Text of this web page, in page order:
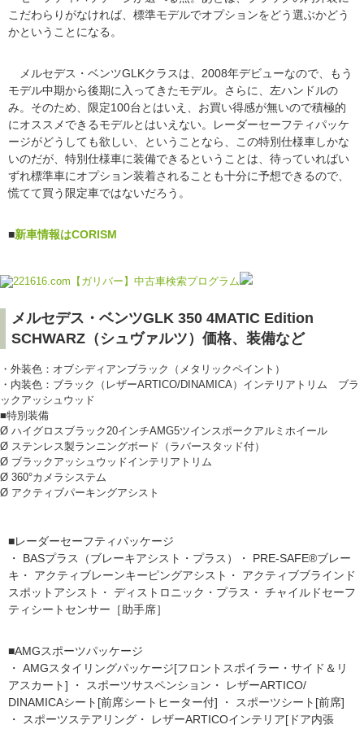
こだわらりがなければ、標準モデルでオプションをどう選ぶかどう
かということになる。
メルセデス・ベンツGLKクラスは、2008年デビューなので、もう
モデル中期から後期に入ってきたモデル。さらに、左ハンドルの
み。そのため、限定100台とはいえ、お買い得感が無いので積極的
にオススメできるモデルとはいえない。レーダーセーフティパッケ
ージがどうしても欲しい、ということなら、この特別仕様車しかな
いのだが、特別仕様車に装備できるということは、待っていればい
ずれ標準車にオプション装着されることも十分に予想できるので、
慌てて買う限定車ではないだろう。
■新車情報はCORISM
メルセデス・ベンツGLK 350 4MATIC Edition
SCHWARZ（シュヴァルツ）価格、装備など
・外装色：オブシディアンブラック（メタリックペイント）
・内装色：ブラック（レザーARTICO/DINAMICA）インテリアトリム ブラ
ックアッシュウッド
■特別装備
Ø ハイグロスブラック20インチAMG5ツインスポークアルミホイール
Ø ステンレス製ランニングボード（ラバースタッド付）
Ø ブラックアッシュウッドインテリアトリム
Ø 360°カメラシステム
Ø アクティブパーキングアシスト
■レーダーセーフティパッケージ
・ BASプラス（ブレーキアシスト・プラス）・ PRE-SAFE®ブレー
キ・ アクティブレーンキーピングアシスト・ アクティブブラインド
スポットアシスト・ ディストロニック・プラス・ チャイルドセーフ
ティシートセンサー［助手席］
■AMGスポーツパッケージ
・ AMGスタイリングパッケージ[フロントスポイラー・サイド＆リ
アスカート] ・ スポーツサスペンション・ レザーARTICO/
DINAMICAシート[前席シートヒーター付] ・ スポーツシート[前席]
・ スポーツステアリング・ レザーARTICOインテリア[ドア内張